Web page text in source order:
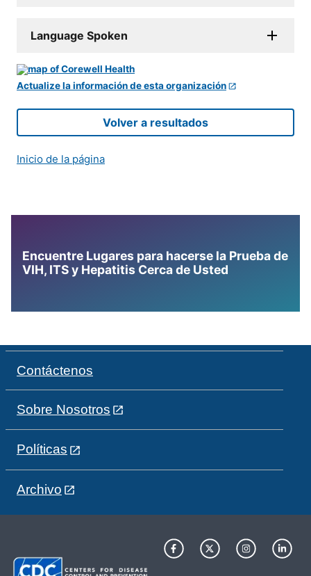
Language Spoken
Actualize la información de esta organización
Volver a resultados
Inicio de la página
Encuentre Lugares para hacerse la Prueba de
VIH, ITS y Hepatitis Cerca de Usted
Contáctenos
Sobre Nosotros
Políticas
Archivo